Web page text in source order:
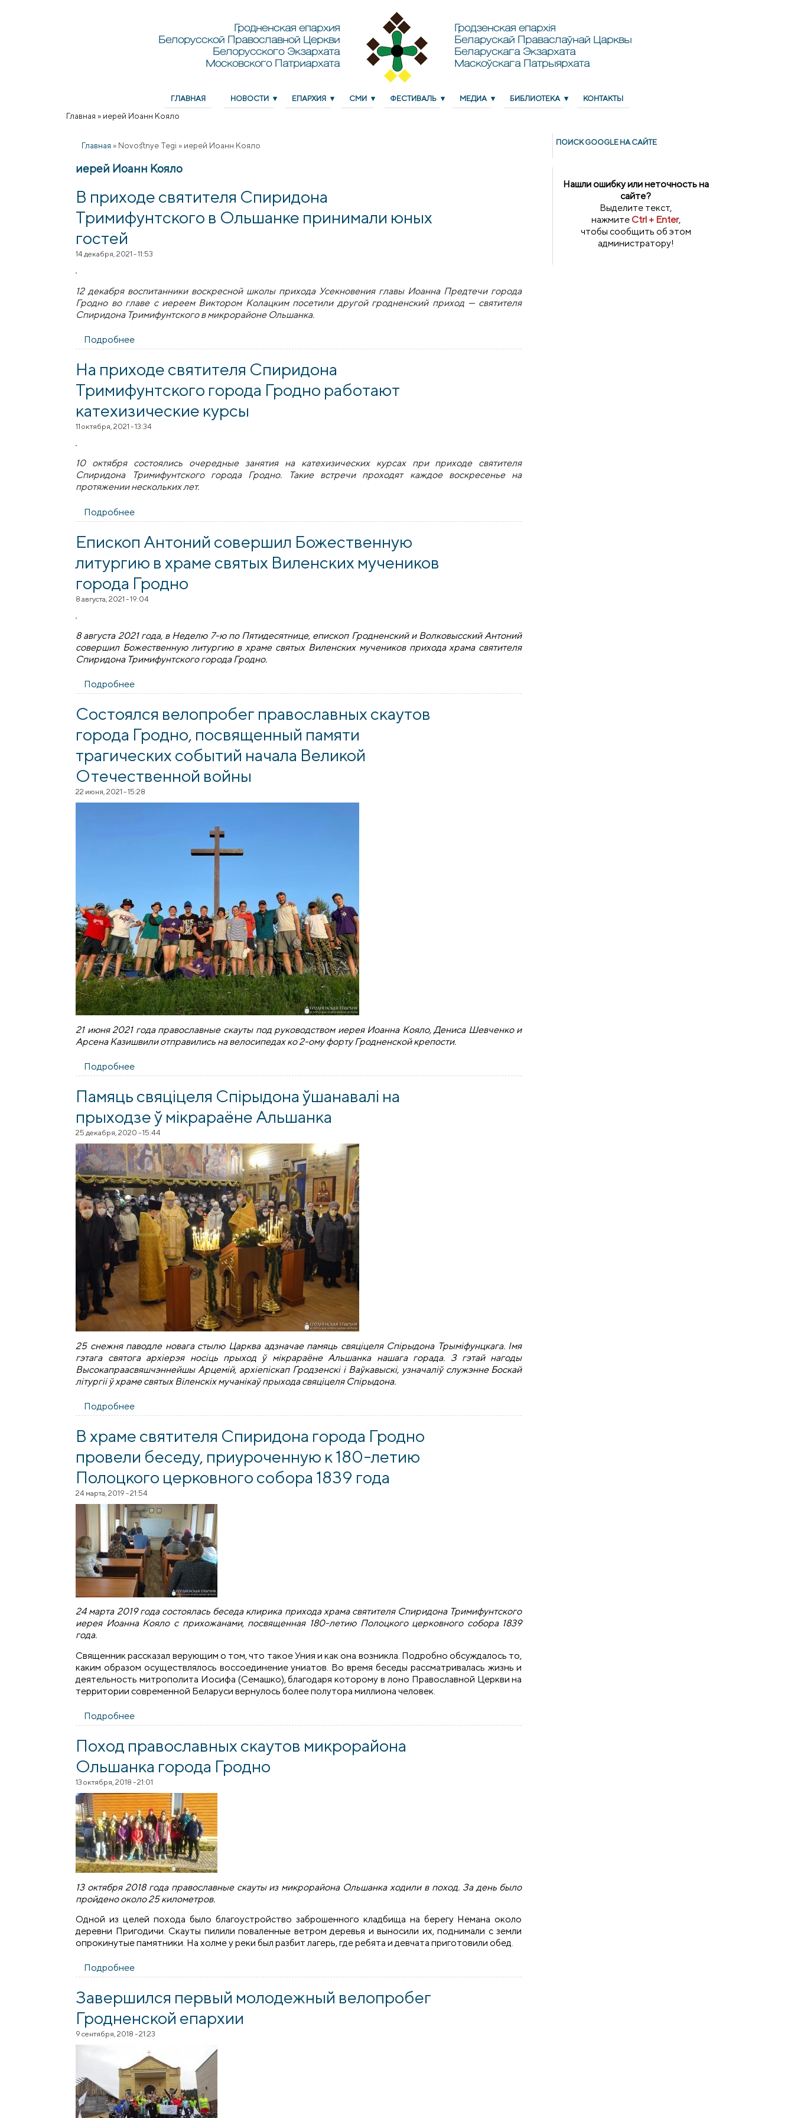
Гродненская епархия
Белорусской Православной Церкви
Белорусского Экзархата
Московского Патриархата
Гродзенская епархія
Беларускай Праваслаўнай Царквы
Беларускага Экзархата
Маскоўскага Патрыярхата
ГЛАВНАЯ НОВОСТИ ЕПАРХИЯ СМИ ФЕСТИВАЛЬ МЕДИА БИБЛИОТЕКА КОНТАКТЫ
Вы здесь
Главная » иерей Иоанн Кояло
Главная » Novostnye Tegi » иерей Иоанн Кояло
иерей Иоанн Кояло
В приходе святителя Спиридона
Тримифунтского в Ольшанке принимали юных
гостей
14 декабря, 2021 - 11:53
12 декабря воспитанники воскресной школы прихода Усекновения главы Иоанна Предтечи города
Гродно во главе с иереем Виктором Колацким посетили другой гродненский приход — святителя
Спиридона Тримифунтского в микрорайоне Ольшанка.
Подробнее
На приходе святителя Спиридона
Тримифунтского города Гродно работают
катехизические курсы
11 октября, 2021 - 13:34
10 октября состоялись очередные занятия на катехизических курсах при приходе святителя
Спиридона Тримифунтского города Гродно. Такие встречи проходят каждое воскресенье на
протяжении нескольких лет.
Подробнее
Епископ Антоний совершил Божественную
литургию в храме святых Виленских мучеников
города Гродно
8 августа, 2021 - 19:04
8 августа 2021 года, в Неделю 7-ю по Пятидесятнице, епископ Гродненский и Волковысский Антоний
совершил Божественную литургию в храме святых Виленских мучеников прихода храма святителя
Спиридона Тримифунтского города Гродно.
Подробнее
Состоялся велопробег православных скаутов
города Гродно, посвященный памяти
трагических событий начала Великой
Отечественной войны
22 июня, 2021 - 15:28
21 июня 2021 года православные скауты под руководством иерея Иоанна Кояло, Дениса Шевченко и
Арсена Казишвили отправились на велосипедах ко 2-ому форту Гродненской крепости.
Подробнее
Памяць свяціцеля Спірыдона ўшанавалi на
прыходзе ў мікрараёне Альшанка
25 декабря, 2020 - 15:44
25 снежня паводле новага стылю Царква адзначае памяць свяціцеля Спірыдона Трыміфунцкага. Імя
гэтага святога архіерэя носіць прыход ў мікрараёне Альшанка нашага горада. З гэтай нагоды
Высокапраасвяшчэннейшы Арцемій, архіепіскап Гродзенскі і Ваўкавыскі, узначаліў служэнне Боскай
літургіі ў храме святых Віленскіх мучанікаў прыхода свяціцеля Спірыдона.
Подробнее
В храме святителя Спиридона города Гродно
провели беседу, приуроченную к 180-летию
Полоцкого церковного собора 1839 года
24 марта, 2019 - 21:54
24 марта 2019 года состоялась беседа клирика прихода храма святителя Спиридона Тримифунтского
иерея Иоанна Кояло с прихожанами, посвященная 180-летию Полоцкого церковного собора 1839
года.
Священник рассказал верующим о том, что такое Уния и как она возникла. Подробно обсуждалось то,
каким образом осуществлялось воссоединение униатов. Во время беседы рассматривалась жизнь и
деятельность митрополита Иосифа (Семашко), благодаря которому в лоно Православной Церкви на
территории современной Беларуси вернулось более полутора миллиона человек.
Подробнее
Поход православных скаутов микрорайона
Ольшанка города Гродно
13 октября, 2018 - 21:01
13 октября 2018 года православные скауты из микрорайона Ольшанка ходили в поход. За день было
пройдено около 25 километров.
Одной из целей похода было благоустройство заброшенного кладбища на берегу Немана около
деревни Пригодичи. Скауты пилили поваленные ветром деревья и выносили их, поднимали с земли
опрокинутые памятники. На холме у реки был разбит лагерь, где ребята и девчата приготовили обед.
Подробнее
Завершился первый молодежный велопробег
Гродненской епархии
9 сентября, 2018 - 21:23
ПОИСК GOОGLE НА САЙТЕ
Нашли ошибку или неточность на
сайте?
Выделите текст,
нажмитеCtrl + Enter,
чтобы сообщить об этом
администратору!